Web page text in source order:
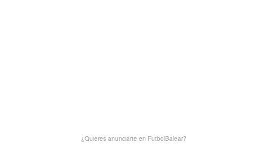
¿Quieres anunciarte en FutbolBalear?